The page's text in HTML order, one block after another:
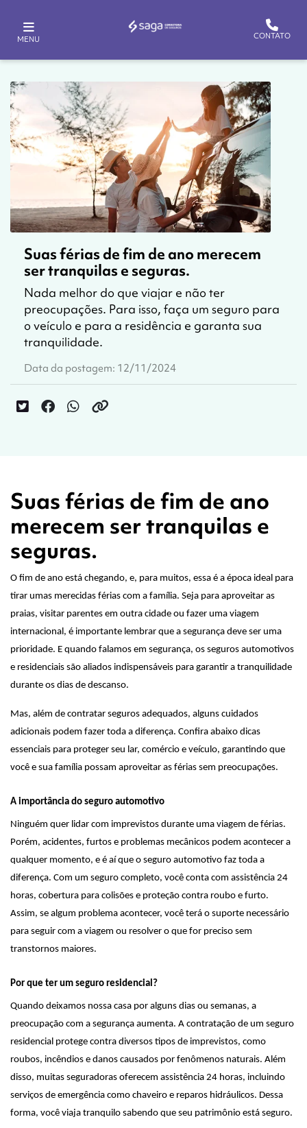
MENU CONTATO
Suas férias de fim de ano merecem
ser tranquilas e seguras.
Nada melhor do que viajar e não ter
preocupações. Para isso, faça um seguro para
o veículo e para a residência e garanta sua
tranquilidade.
Data da postagem: 12/11/2024
Suas férias de fim de ano
merecem ser tranquilas e
seguras.
O fim de ano está chegando, e, para muitos, essa é a época ideal para
tirar umas merecidas férias com a família. Seja para aproveitar as
praias, visitar parentes em outra cidade ou fazer uma viagem
internacional, é importante lembrar que a segurança deve ser uma
prioridade. E quando falamos em segurança, os seguros automotivos
e residenciais são aliados indispensáveis para garantir a tranquilidade
durante os dias de descanso.
Mas, além de contratar seguros adequados, alguns cuidados
adicionais podem fazer toda a diferença. Confira abaixo dicas
essenciais para proteger seu lar, comércio e veículo, garantindo que
você e sua família possam aproveitar as férias sem preocupações.
A importância do seguro automotivo
Ninguém quer lidar com imprevistos durante uma viagem de férias.
Porém, acidentes, furtos e problemas mecânicos podem acontecer a
qualquer momento, e é aí que o seguro automotivo faz toda a
diferença. Com um seguro completo, você conta com assistência 24
horas, cobertura para colisões e proteção contra roubo e furto.
Assim, se algum problema acontecer, você terá o suporte necessário
para seguir com a viagem ou resolver o que for preciso sem
transtornos maiores.
Por que ter um seguro residencial?
Quando deixamos nossa casa por alguns dias ou semanas, a
preocupação com a segurança aumenta. A contratação de um seguro
residencial protege contra diversos tipos de imprevistos, como
roubos, incêndios e danos causados por fenômenos naturais. Além
disso, muitas seguradoras oferecem assistência 24 horas, incluindo
serviços de emergência como chaveiro e reparos hidráulicos. Dessa
forma, você viaja tranquilo sabendo que seu patrimônio está seguro.